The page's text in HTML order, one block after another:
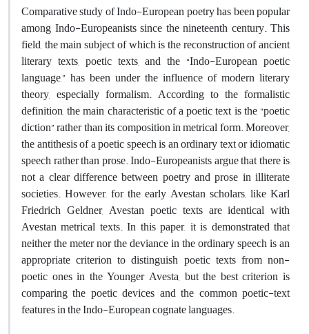
Comparative study of Indo-European poetry has been popular
among Indo-Europeanists since the nineteenth century. This
field, the main subject of which is the reconstruction of ancient
literary texts, poetic texts, and the “Indo-European poetic
language,” has been under the influence of modern literary
theory, especially formalism. According to the formalistic
definition, the main characteristic of a poetic text is the “poetic
diction” rather than its composition in metrical form. Moreover,
the antithesis of a poetic speech is an ordinary text or idiomatic
speech rather than prose. Indo-Europeanists argue that there is
not a clear difference between poetry and prose in illiterate
societies. However, for the early Avestan scholars, like Karl
Friedrich Geldner, Avestan poetic texts are identical with
Avestan metrical texts. In this paper, it is demonstrated that
neither the meter nor the deviance in the ordinary speech is an
appropriate criterion to distinguish poetic texts from non-
poetic ones in the Younger Avesta, but the best criterion is
comparing the poetic devices and the common poetic-text
features in the Indo-European cognate languages.